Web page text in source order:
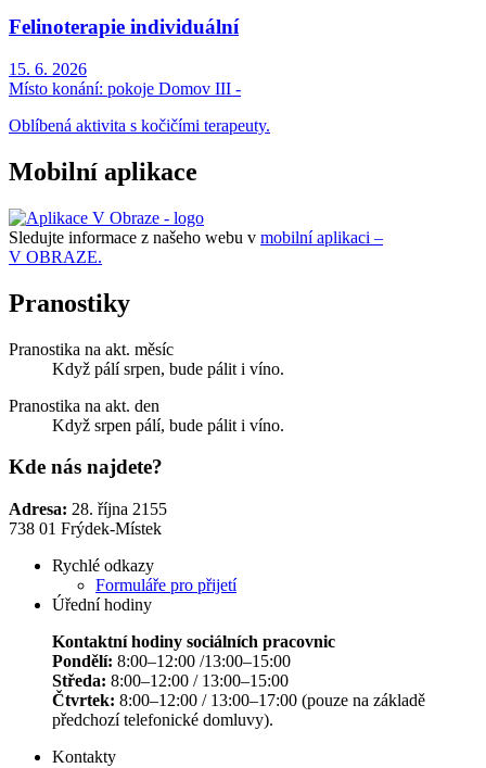
Felinoterapie individuální
15. 6. 2026
Místo konání: pokoje Domov III -
Oblíbená aktivita s kočičími terapeuty.
Mobilní aplikace
Sledujte informace z našeho webu v mobilní aplikaci –
V OBRAZE.
Pranostiky
Pranostika na akt. měsíc
Když pálí srpen, bude pálit i víno.
Pranostika na akt. den
Když srpen pálí, bude pálit i víno.
Kde nás najdete?
Adresa: 28. října 2155
738 01 Frýdek-Místek
Rychlé odkazy
Formuláře pro přijetí
Úřední hodiny
Kontaktní hodiny sociálních pracovnic
Pondělí: 8:00–12:00 /13:00–15:00
Středa: 8:00–12:00 / 13:00–15:00
Čtvrtek: 8:00–12:00 / 13:00–17:00 (pouze na základě
předchozí telefonické domluvy).
Kontakty